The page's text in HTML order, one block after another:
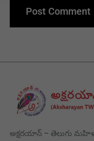
అక్షరయాన్ – తెలుగు